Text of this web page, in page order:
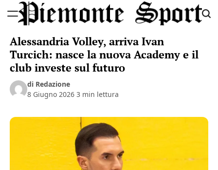
to
Sport
Alessandria Volley, arriva Ivan
Turcich: nasce la nuova Academy e il
club investe sul futuro
di Redazione
8 Giugno 2026 3 min lettura